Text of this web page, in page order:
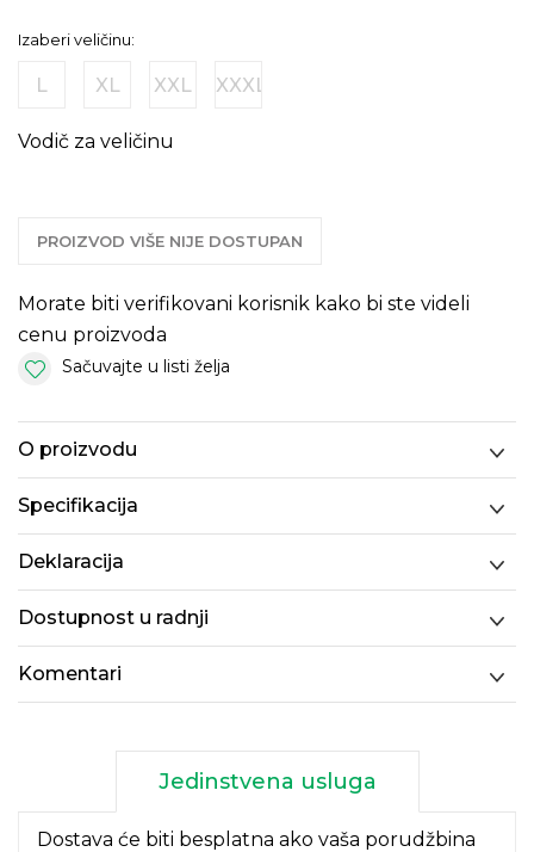
Izaberi veličinu:
L XL XXL XXXL
Vodič za veličinu
PROIZVOD VIŠE NIJE DOSTUPAN
Morate biti verifikovani korisnik kako bi ste videli
cenu proizvoda
Sačuvajte u listi želja
O proizvodu
Specifikacija
Deklaracija
Dostupnost u radnji
Komentari
Jedinstvena usluga
Dostava će biti besplatna ako vaša porudžbina